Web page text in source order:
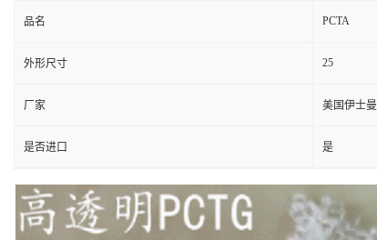
品名 PCTA
外形尺寸 25
厂家 美国伊士曼
是否进口 是